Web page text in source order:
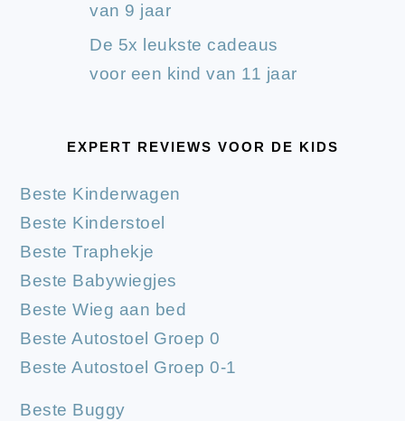
van 9 jaar
De 5x leukste cadeaus
voor een kind van 11 jaar
EXPERT REVIEWS VOOR DE KIDS
Beste Kinderwagen
Beste Kinderstoel
Beste Traphekje
Beste Babywiegjes
Beste Wieg aan bed
Beste Autostoel Groep 0
Beste Autostoel Groep 0-1
Beste Buggy